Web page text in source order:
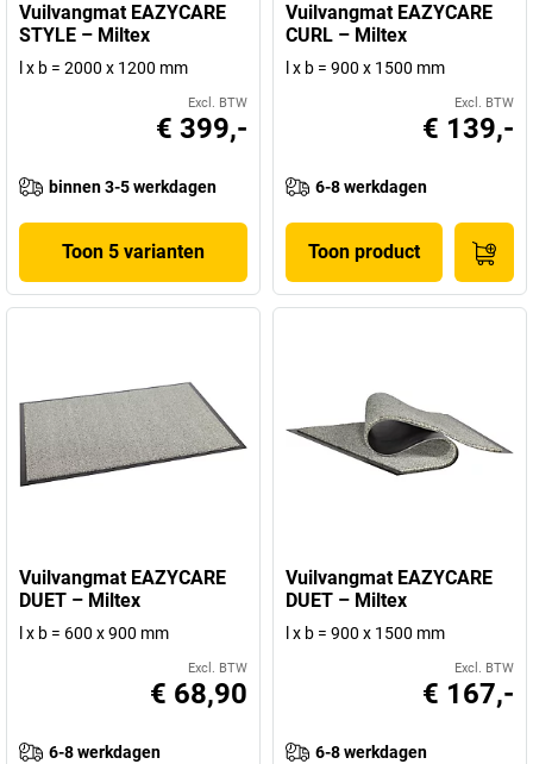
Vuilvangmat EAZYCARE
STYLE – Miltex
l x b = 2000 x 1200 mm
Excl. BTW
€ 399,-
binnen 3-5 werkdagen
Toon 5 varianten
Vuilvangmat EAZYCARE
CURL – Miltex
l x b = 900 x 1500 mm
Excl. BTW
€ 139,-
6-8 werkdagen
Toon product
Vuilvangmat EAZYCARE
DUET – Miltex
l x b = 600 x 900 mm
Excl. BTW
€ 68,90
6-8 werkdagen
Vuilvangmat EAZYCARE
DUET – Miltex
l x b = 900 x 1500 mm
Excl. BTW
€ 167,-
6-8 werkdagen